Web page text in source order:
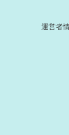
運営者